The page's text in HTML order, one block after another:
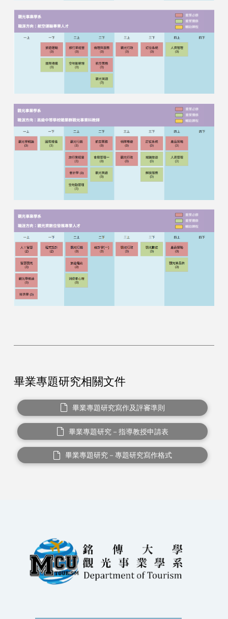
畢業專題研究相關文件
畢業專題研究寫作及評審準則
畢業專題研究－指導教授申請表
畢業專題研究－專題研究寫作格式